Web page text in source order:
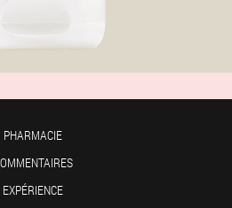
PHARMACIE
EXPÉRIENCE